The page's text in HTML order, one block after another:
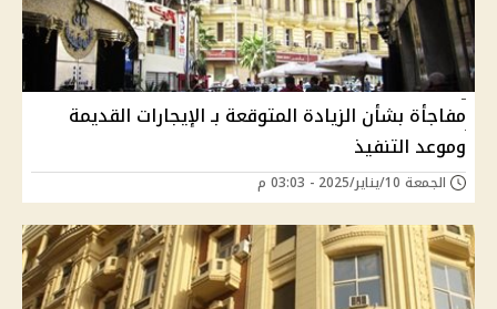
مفاجأة بشأن الزيادة المتوقعة بـ الإيجارات القديمة
وموعد التنفيذ
الجمعة 10/يناير/2025 - 03:03 م